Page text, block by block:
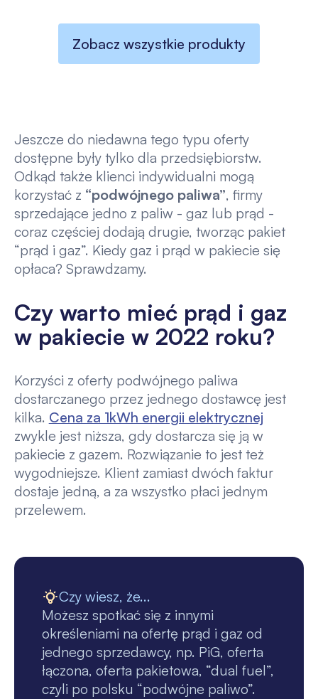
Zobacz wszystkie produkty
Jeszcze do niedawna tego typu oferty
dostępne były tylko dla przedsiębiorstw.
Odkąd także klienci indywidualni mogą
korzystać z “podwójnego paliwa”, firmy
sprzedające jedno z paliw - gaz lub prąd -
coraz częściej dodają drugie, tworząc pakiet
“prąd i gaz”. Kiedy gaz i prąd w pakiecie się
opłaca? Sprawdzamy.
Czy warto mieć prąd i gaz
w pakiecie w 2022 roku?
Korzyści z oferty podwójnego paliwa
dostarczanego przez jednego dostawcę jest
kilka. Cena za 1kWh energii elektrycznej
zwykle jest niższa, gdy dostarcza się ją w
pakiecie z gazem. Rozwiązanie to jest też
wygodniejsze. Klient zamiast dwóch faktur
dostaje jedną, a za wszystko płaci jednym
przelewem.
Czy wiesz, że...
Możesz spotkać się z innymi
określeniami na ofertę prąd i gaz od
jednego sprzedawcy, np. PiG, oferta
łączona, oferta pakietowa, “dual fuel”,
czyli po polsku “podwójne paliwo”.